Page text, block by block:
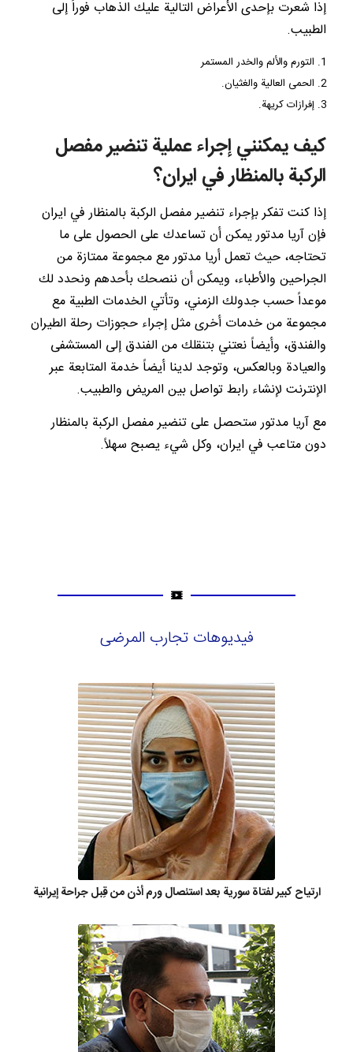
إذا شعرت بإحدى الأعراض التالية عليك الذهاب فوراً إلى
الطبيب.
التورم والألم والخدر المستمر
الحمى العالية والغثيان.
إفرازات كريهة.
كيف يمكنني إجراء عملية تنضير مفصل
الركبة بالمنظار في ايران؟
إذا كنت تفكر بإجراء تنضير مفصل الركبة بالمنظار في ايران
فإن آريا مدتور يمكن أن تساعدك على الحصول على ما
تحتاجه، حيث تعمل أريا مدتور مع مجموعة ممتازة من
الجراحين والأطباء، ويمكن أن ننصحك بأحدهم ونحدد لك
موعداً حسب جدولك الزمني، وتأتي الخدمات الطبية مع
مجموعة من خدمات أخرى مثل إجراء حجوزات رحلة الطيران
والفندق، وأيضاً نعتني بتنقلك من الفندق إلى المستشفى
والعيادة وبالعكس، وتوجد لدينا أيضاً خدمة المتابعة عبر
الإنترنت لإنشاء رابط تواصل بين المريض والطبيب.
مع آريا مدتور ستحصل على تنضير مفصل الركبة بالمنظار
دون متاعب في ايران، وكل شيء يصبح سهلاً.
فيديوهات تجارب المرضى
ارتياح كبير لفتاة سورية بعد استئصال ورم أذن من قِبل جراحة إيرانية